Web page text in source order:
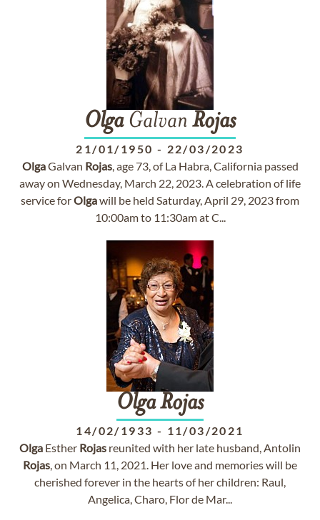
OlgaGalvan Rojas
21/01/1950 - 22/03/2023
OlgaGalvan Rojas, age 73, of La Habra, California passed
away on Wednesday, March 22, 2023. A celebration of life
service forOlgawill be held Saturday, April 29, 2023 from
10:00am to 11:30am at C...
OlgaRojas
14/02/1933 - 11/03/2021
Olga Esther Rojas reunited with her late husband, Antolin
Rojas, on March 11, 2021. Her love and memories will be
cherished forever in the hearts of her children: Raul,
Angelica, Charo, Flor de Mar...